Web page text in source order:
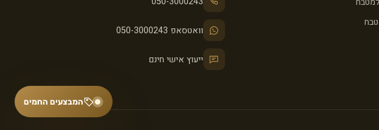
וואטסאפ 050-3000243
ייעוץ אישי חינם
המבצעים החמים